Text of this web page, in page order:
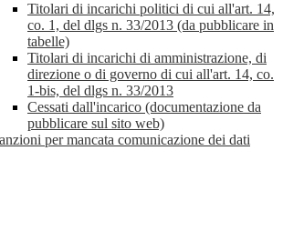
Titolari di incarichi politici di cui all'art. 14,
co. 1, del dlgs n. 33/2013 (da pubblicare in
tabelle)
Titolari di incarichi di amministrazione, di
direzione o di governo di cui all'art. 14, co.
1-bis, del dlgs n. 33/2013
Cessati dall'incarico (documentazione da
pubblicare sul sito web)
per mancata comunicazione dei dati